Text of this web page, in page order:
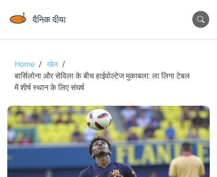
Home
खेल
बार्सिलोना और सेविला के बीच हाईवोल्टेज मुकाबला: ला लिगा टेबल
में शीर्ष स्थान के लिए संघर्ष